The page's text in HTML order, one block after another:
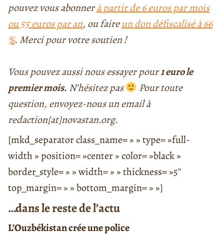
pouvez vous abonnerà partir de 6 euros par mois
ou 55 euros par an, ou faireun don défiscalisé à 66
%. Merci pour votre soutien !
Vous pouvez aussi nous essayer pour1 euro le
premier mois. N’hésitez pas
Pour toute
question, envoyez-nous un email à
redaction[at]novastan.org.
[mkd_separator class_name= » » type= »full-
width » position= »center » color= »black »
border_style= » » width= » » thickness= »5″
top_margin= » » bottom_margin= » »]
…dans le reste de l’actu
L’Ouzbékistan crée une police